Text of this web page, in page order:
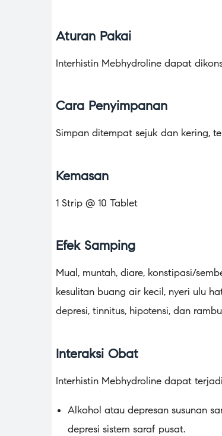
Aturan Pakai
Interhistin Mebhydroline dapat
Cara Penyimpanan
Simpan ditempat sejuk dan kering,
Kemasan
1 Strip @ 10 Tablet
Efek Samping
Mual, muntah, diare, konstipasi/
kesulitan buang air kecil, nyeri ulu
depresi, tinnitus, hipotensi, dan
Interaksi Obat
Interhistin Mebhydroline dapat
Alkohol atau depresan susunan
depresi sistem saraf pusat.